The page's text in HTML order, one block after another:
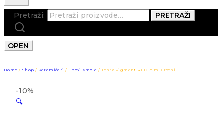
Pretraži: PRETRAŽI
OPEN
Home / Shop / Keramičari / Epoxi smole / Tenax Pigment RED 75ml Crveni
-10%
🔍